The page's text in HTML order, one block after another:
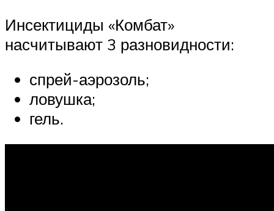
Инсектициды «Комбат»
насчитывают 3 разновидности:
спрей-аэрозоль;
ловушка;
гель.